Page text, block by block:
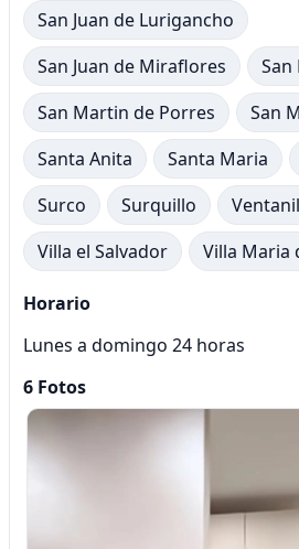
San Juan de Lurigancho
San Juan de Miraflores
San
San Martin de Porres
San
Santa Anita
Santa Maria
Surco
Surquillo
Villa el Salvador
Villa Maria
Horario
Lunes a domingo 24 horas
6 Fotos